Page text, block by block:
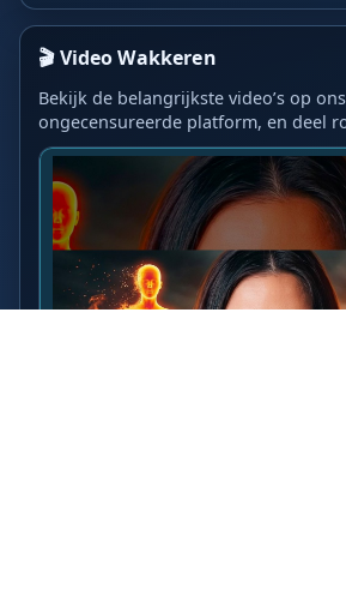
🎬 Video Wakkeren
Bekijk de belangrijkste video’s op
ongecensureerde platform, en deel